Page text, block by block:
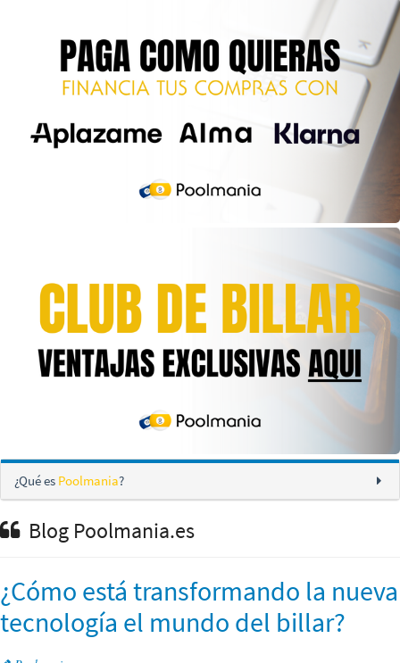
¿Qué es Poolmania?
Blog Poolmania.es
¿Cómo está transformando la nueva
tecnología el mundo del billar?